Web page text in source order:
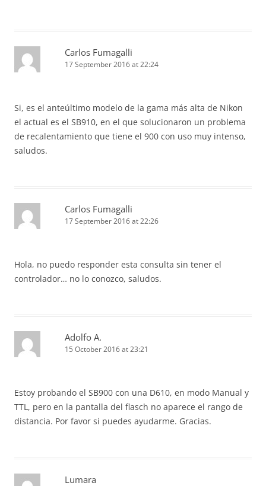
Carlos Fumagalli
17 September 2016 at 22:24
Si, es el anteúltimo modelo de la gama más alta de Nikon
el actual es el SB910, en el que solucionaron un problema
de recalentamiento que tiene el 900 con uso muy intenso,
saludos.
Carlos Fumagalli
17 September 2016 at 22:26
Hola, no puedo responder esta consulta sin tener el
controlador… no lo conozco, saludos.
Adolfo A.
15 October 2016 at 23:21
Estoy probando el SB900 con una D610, en modo Manual y
TTL, pero en la pantalla del flasch no aparece el rango de
distancia. Por favor si puedes ayudarme. Gracias.
Lumara